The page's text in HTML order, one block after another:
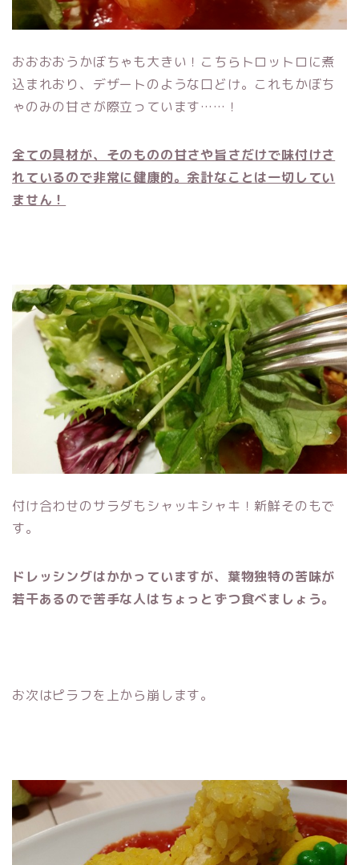
おおおおうかぼちゃも大きい！こちらトロットロに煮
込まれおり、デザートのような口どけ。これもかぼち
ゃのみの甘さが際立っています……！
全ての具材が、そのものの甘さや旨さだけで味付けさ
れているので非常に健康的。余計なことは一切してい
ません！
付け合わせのサラダもシャッキシャキ！新鮮そのもで
す。
ドレッシングはかかっていますが、葉物独特の苦味が
若干あるので苦手な人はちょっとずつ食べましょう。
お次はピラフを上から崩します。